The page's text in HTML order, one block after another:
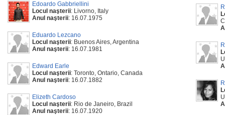
Edoardo Gabbriellini
Locul naşterii: Livorno, Italy
Anul naşterii: 16.07.1975
Eduardo Lezcano
Locul naşterii: Buenos Aires, Argentina
Anul naşterii: 16.07.1981
Edward Earle
Locul naşterii: Toronto, Ontario, Canada
Anul naşterii: 16.07.1882
Elizeth Cardoso
Locul naşterii: Rio de Janeiro, Brazil
Anul naşterii: 16.07.1920